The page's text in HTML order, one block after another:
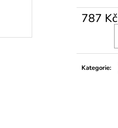
787 Kč
Kategorie: